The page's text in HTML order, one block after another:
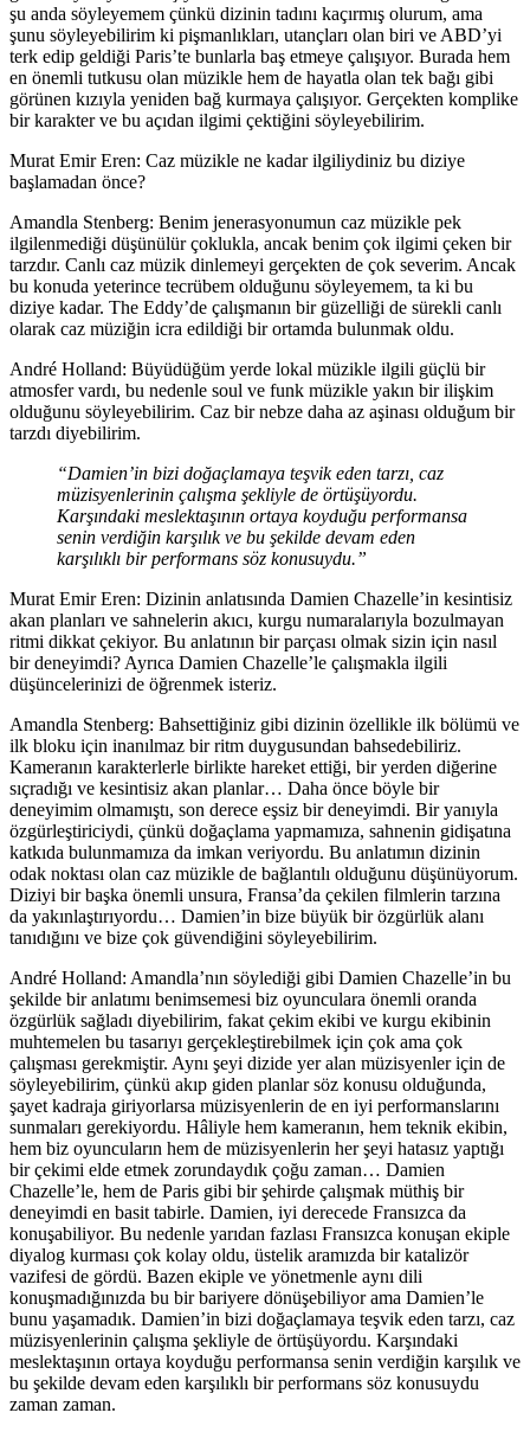
şu anda söyleyemem çünkü dizinin tadını kaçırmış olurum, ama
şunu söyleyebilirim ki pişmanlıkları, utançları olan biri ve ABD’yi
terk edip geldiği Paris’te bunlarla baş etmeye çalışıyor. Burada hem
en önemli tutkusu olan müzikle hem de hayatla olan tek bağı gibi
görünen kızıyla yeniden bağ kurmaya çalışıyor. Gerçekten komplike
bir karakter ve bu açıdan ilgimi çektiğini söyleyebilirim.
Murat Emir Eren: Caz müzikle ne kadar ilgiliydiniz bu diziye
başlamadan önce?
Amandla Stenberg: Benim jenerasyonumun caz müzikle pek
ilgilenmediği düşünülür çoklukla, ancak benim çok ilgimi çeken bir
tarzdır. Canlı caz müzik dinlemeyi gerçekten de çok severim. Ancak
bu konuda yeterince tecrübem olduğunu söyleyemem, ta ki bu
diziye kadar. The Eddy’de çalışmanın bir güzelliği de sürekli canlı
olarak caz müziğin icra edildiği bir ortamda bulunmak oldu.
André Holland: Büyüdüğüm yerde lokal müzikle ilgili güçlü bir
atmosfer vardı, bu nedenle soul ve funk müzikle yakın bir ilişkim
olduğunu söyleyebilirim. Caz bir nebze daha az aşinası olduğum bir
tarzdı diyebilirim.
“Damien’in bizi doğaçlamaya teşvik eden tarzı, caz
müzisyenlerinin çalışma şekliyle de örtüşüyordu.
Karşındaki meslektaşının ortaya koyduğu performansa
senin verdiğin karşılık ve bu şekilde devam eden
karşılıklı bir performans söz konusuydu.”
Murat Emir Eren: Dizinin anlatısında Damien Chazelle’in kesintisiz
akan planları ve sahnelerin akıcı, kurgu numaralarıyla bozulmayan
ritmi dikkat çekiyor. Bu anlatının bir parçası olmak sizin için nasıl
bir deneyimdi? Ayrıca Damien Chazelle’le çalışmakla ilgili
düşüncelerinizi de öğrenmek isteriz.
Amandla Stenberg: Bahsettiğiniz gibi dizinin özellikle ilk bölümü ve
ilk bloku için inanılmaz bir ritm duygusundan bahsedebiliriz.
Kameranın karakterlerle birlikte hareket ettiği, bir yerden diğerine
sıçradığı ve kesintisiz akan planlar… Daha önce böyle bir
deneyimim olmamıştı, son derece eşsiz bir deneyimdi. Bir yanıyla
özgürleştiriciydi, çünkü doğaçlama yapmamıza, sahnenin gidişatına
katkıda bulunmamıza da imkan veriyordu. Bu anlatımın dizinin
odak noktası olan caz müzikle de bağlantılı olduğunu düşünüyorum.
Diziyi bir başka önemli unsura, Fransa’da çekilen filmlerin tarzına
da yakınlaştırıyordu… Damien’in bize büyük bir özgürlük alanı
tanıdığını ve bize çok güvendiğini söyleyebilirim.
André Holland: Amandla’nın söylediği gibi Damien Chazelle’in bu
şekilde bir anlatımı benimsemesi biz oyunculara önemli oranda
özgürlük sağladı diyebilirim, fakat çekim ekibi ve kurgu ekibinin
muhtemelen bu tasarıyı gerçekleştirebilmek için çok ama çok
çalışması gerekmiştir. Aynı şeyi dizide yer alan müzisyenler için de
söyleyebilirim, çünkü akıp giden planlar söz konusu olduğunda,
şayet kadraja giriyorlarsa müzisyenlerin de en iyi performanslarını
sunmaları gerekiyordu. Hâliyle hem kameranın, hem teknik ekibin,
hem biz oyuncuların hem de müzisyenlerin her şeyi hatasız yaptığı
bir çekimi elde etmek zorundaydık çoğu zaman… Damien
Chazelle’le, hem de Paris gibi bir şehirde çalışmak müthiş bir
deneyimdi en basit tabirle. Damien, iyi derecede Fransızca da
konuşabiliyor. Bu nedenle yarıdan fazlası Fransızca konuşan ekiple
diyalog kurması çok kolay oldu, üstelik aramızda bir katalizör
vazifesi de gördü. Bazen ekiple ve yönetmenle aynı dili
konuşmadığınızda bu bir bariyere dönüşebiliyor ama Damien’le
bunu yaşamadık. Damien’in bizi doğaçlamaya teşvik eden tarzı, caz
müzisyenlerinin çalışma şekliyle de örtüşüyordu. Karşındaki
meslektaşının ortaya koyduğu performansa senin verdiğin karşılık ve
bu şekilde devam eden karşılıklı bir performans söz konusuydu
zaman zaman.